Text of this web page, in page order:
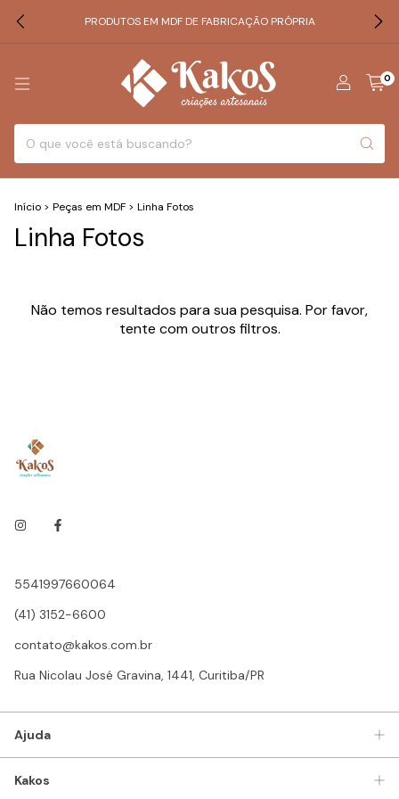
PRODUTOS EM MDF DE FABRICAÇÃO PRÓPRIA
0
Início > Peças em MDF > Linha Fotos
Linha Fotos
Não temos resultados para sua pesquisa. Por favor,
tente com outros filtros.
5541997660064
(41) 3152-6600
contato@kakos.com.br
Rua Nicolau José Gravina, 1441, Curitiba/PR
Ajuda
Kakos